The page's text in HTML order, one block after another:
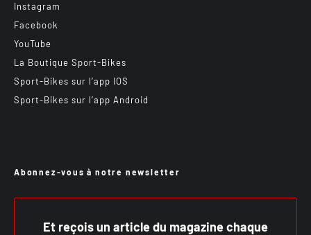
Instagram
Facebook
YouTube
La Boutique Sport-Bikes
Sport-Bikes sur l’app IOS
Sport-Bikes sur l’app Android
Abonnez-vous à notre newsletter
Et reçois un article du magazine chaque